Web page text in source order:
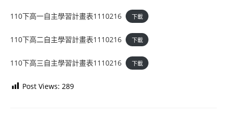
110下高一自主學習計畫表1110216 下載
110下高二自主學習計畫表1110216 下載
110下高三自主學習計畫表1110216 下載
Post Views: 289